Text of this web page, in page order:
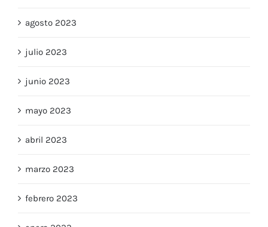
agosto 2023
julio 2023
junio 2023
mayo 2023
abril 2023
marzo 2023
febrero 2023